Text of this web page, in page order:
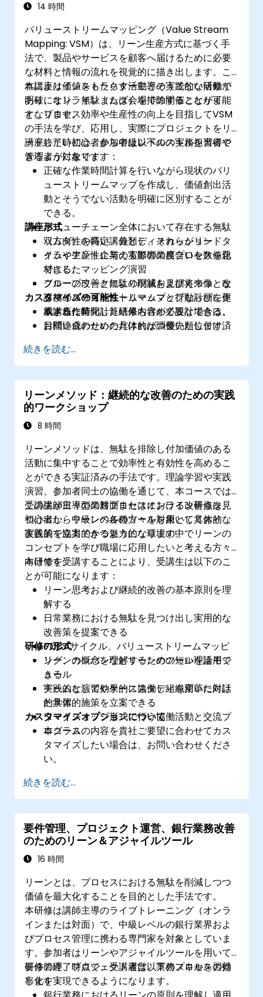
14 時間
バリューストリームマッピング（Value Stream
Mapping: VSM）は、リーン生産方式に基づく手
法で、製品やサービスを顧客へ届けるために必要
な材料と情報の流れを視覚的に描き出します。こ
れにより価値をもたらす活動とそうでない活動が
明確になり、無駄（ムダ）を排除することが可能
となります。
本講座はインストラクター主導の実践的な研修で
あり、オンラインまたは会場での開催となりま
す。プロセス効率や生産性の向上を目指してVSM
の手法を学び、応用し、実際にプロジェクトをリ
ードしたい初心者から中級レベルの実務担当者や
管理者が対象です。
講座終了時には、参加者は以下のスキルを習得で
きるようになります：
正確な作業時間計算を行いながら現状のバリ
ューストリームマップを作成し、価値創出活
動とそうでない活動を明確に区別することが
できる。
バリューチェーン全体において存在する無駄
（ムダ）を特定・分類し、それらがリードタ
イムや生産性に与える影響の度合いを数値化
できる。
フローの改善と無駄の削減を見据えつつ、改
訂後のバリューストリームマップならびに更
新された時間計算結果も含めて設計できる。
目標達成のための具体的かつ優先順位付け済
方法を把握できる。
講座形式
双方向性の高い講義とディスカッション
クライアント企業の実際の業務プロセスを題
材にしたマッピング演習
グループワークにより現状および将来像とな
るバリューストリームマップと行動計画を作
成する作業
カスタマイズの可能性
本講座に特化した研修内容が必要な場合は、
お問い合わせいただければ調整いたします。
続きを読む...
リーンメソッド：継続的な改善のための実践
的ワークショップ
8 時間
リーンメソッドは、無駄を排除し付加価値のある
活動に集中することで効率性と有効性を高めるこ
とができる実証済みの手法です。理論学習や実践
演習、参加者同士の協働を通じて、本コースでは
受講生が日々の業務プロセスにおける改善点を見
つけ出し、リーンの各種ツールを用いて具体的な
改善策を立案できるようになります。
この講師主導型の対面またはオンライン研修は、
初心者から中級レベルの方々を対象としており、
実践的で協力的かつ魅力的な環境の中でリーンの
コンセプトを学び職場に応用したいと考える方々
向けです。
本研修を受講することにより、受講生は以下のこ
とが可能になります：
リーン思考および継続的改善の基本原則を理
解する
日常業務における無駄を見つけ出し実用的な
改善策を提案できる
PDCAサイクル、バリューストリームマッピ
ング、カンバンなどリーンのツールを活用で
きる
チームとして効果的に協働し組織変革に向け
た具体的施策を立案できる
研修の形式
リーンの概念を理解するための短い理論モジ
ュール
実践的な演習やケーススタディを用いた対話
的学習
ワークショップ形式で行う協働活動と交流プ
ログラム
カスタマイズオプションについて
本コースの内容を貴社ご要望に合わせてカス
タマイズしたい場合は、お問い合わせくださ
い。
続きを読む...
要件管理、プロジェクト運営、銀行業務改善
のためのリーン＆アジャイルツール
16 時間
リーンとは、プロセスにおける無駄を削減しつつ
価値を最大化することを目的とした手法です。
本研修は講師主導のライブトレーニング（オンラ
インまたは対面）で、中級レベルの銀行業界およ
びプロセス管理に携わる専門家を対象としていま
す。参加者はリーンやアジャイルツールを用いて
要件管理、プロジェクト運営、業務プロセスの効
率化を実現できるようになります。
研修の終了時点で、受講者は以下のスキルを習得
します：